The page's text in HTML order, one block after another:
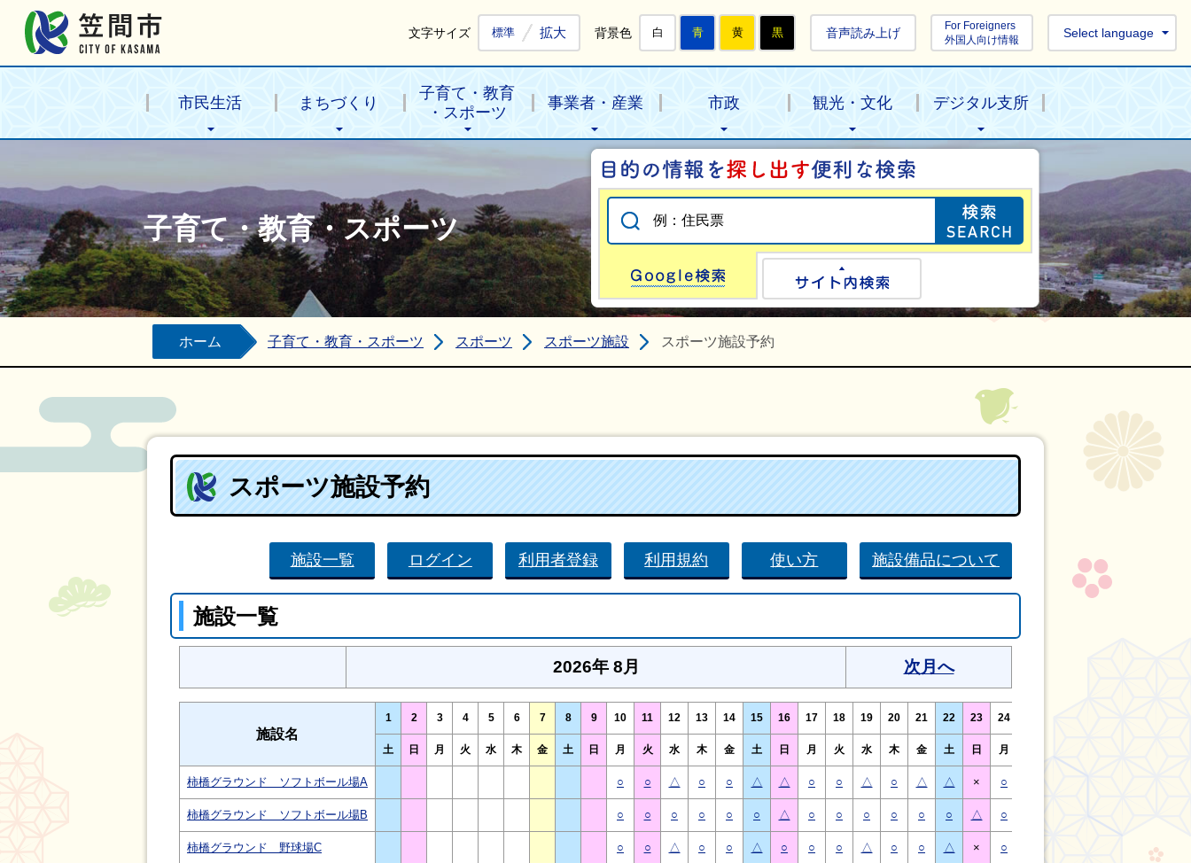
文字サイズ 標準 拡大 背景色 白 青 黄 黒 音声読み上げ
For Foreigners
外国人向け情報
Select language
市民生活 まちづくり
子育て・教育
・スポーツ
事業者・産業 市政 観光・文化 デジタル支所
子育て・教育・スポーツ
目的の情報を探
Google検索
ホーム 子育て・教育・スポーツ スポーツ スポーツ施設 スポーツ施設予約
スポーツ施設予約
施設一覧 ログイン 利用者登録 利用規約 使い方 施設備品について
施設一覧
2026年 8月 次月へ
施設名
1 2 3 4 5 6 7 8 9 10 11 12 13 14 15 16 17 18 19 20 21 22 23 24
土 日 月 火 水 木 金 土 日 月 火 水 木 金 土 日 月 火 水 木 金 土 日 月
柿橋グラウンド ソフトボール場A ○ ○ △ ○ ○ △ △ ○ ○ △ ○ △ △ × ○
柿橋グラウンド ソフトボール場B ○ ○ ○ ○ ○ ○ △ ○ ○ ○ ○ ○ ○ △ ○ ○
柿橋グラウンド 野球場C ○ ○ △ ○ ○ △ ○ ○ ○ △ ○ ○ △ × ○